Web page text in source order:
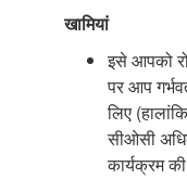
खामियां
इसे आपको
पर आप
लिए
सीओसी
कार्यक्रम